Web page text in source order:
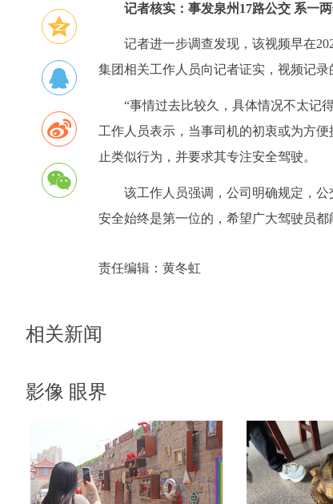
记者核实：事发泉州17路公交 系一
记者进一步调查发现，该视频早在
集团相关工作人员向记者证实，视频记
“事情过去比较久，具体情况不太记
工作人员表示，当事司机的初衷或为方
止类似行为，并要求其专注安全驾驶。
该工作人员强调，公司明确规定，
安全始终是第一位的，希望广大驾驶员都
责任编辑： 黄冬虹
相关新闻
影像 眼界